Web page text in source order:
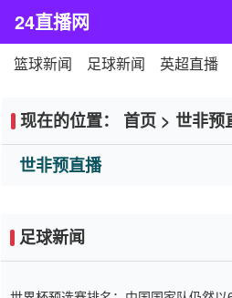
24直播网
篮球新闻 足球新闻 英超直播
现在的位置： 首页 > 世非预
世非预直播
足球新闻